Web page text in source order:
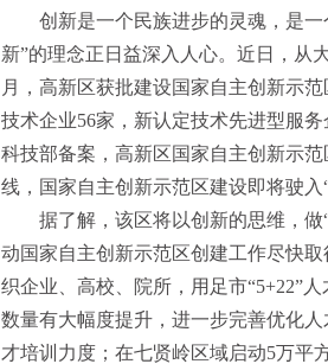
创新是一个民族进步的灵魂，是
新”的理念正日益深入人心。 近日，从
月，高新区获批建设国家自主创新示
技术企业56家，新认定技术先进型服
科技部备案，高新区国家自主创新示
线，国家自主创新示范区建设即将驶入“
据了解，该区将以创新的思维，
动国家自主创新示范区创建工作尽快
织企业、高校、院所，用足市“5+22”
数量有大幅度提升，进一步完善优化
才培训力度；在七贤岭区域启动5万平